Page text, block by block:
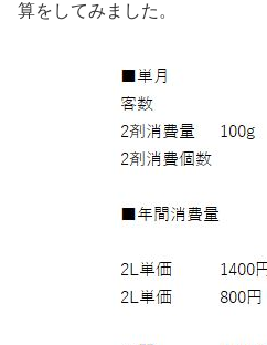
算をしてみました。